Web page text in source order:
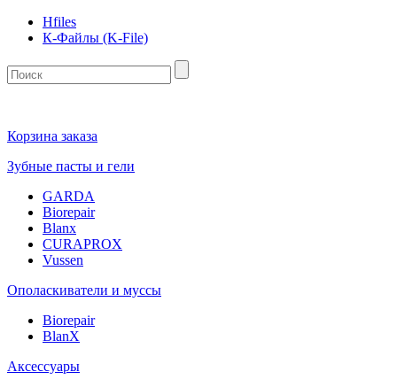
Hfiles
К-Файлы (K-File)
Корзина заказа
Зубные пасты и гели
GARDA
Biorepair
Blanx
CURAPROX
Vussen
Ополаскиватели и муссы
Biorepair
BlanX
Аксессуары